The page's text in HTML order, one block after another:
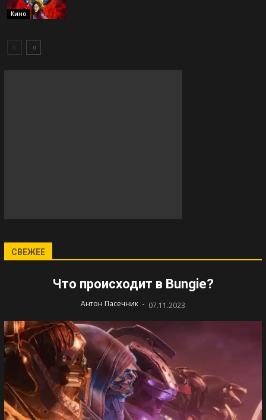
Кино
СВЕЖЕЕ
Что происходит в Bungie?
Антон Пасечник - 07.11.2023